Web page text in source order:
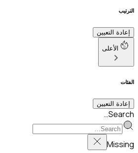
الترتيب
إعادة التعيين
الأعلى
الفئات
إعادة التعيين
Search…
Missing